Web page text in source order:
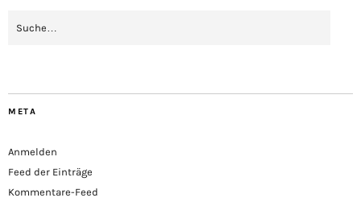
META
Anmelden
Feed der Einträge
Kommentare-Feed